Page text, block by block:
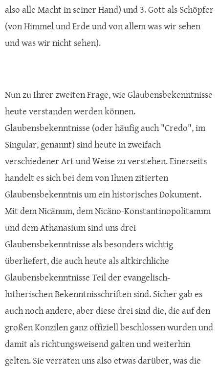
also alle Macht in seiner Hand) und 3. Gott als Schöpfer
(von Himmel und Erde und von allem was wir sehen
und was wir nicht sehen).
Nun zu Ihrer zweiten Frage, wie Glaubensbekenntnisse
heute verstanden werden können.
Glaubensbekenntnisse (oder häufig auch "Credo", im
Singular, genannt) sind heute in zweifach
verschiedener Art und Weise zu verstehen. Einerseits
handelt es sich bei dem von Ihnen zitierten
Glaubensbekenntnis um ein historisches Dokument.
Mit dem Nicänum, dem Nicäno-Konstantinopolitanum
und dem Athanasium sind uns drei
Glaubensbekenntnisse als besonders wichtig
überliefert, die auch heute als altkirchliche
Glaubensbekenntnisse Teil der evangelisch-
lutherischen Bekenntnisschriften sind. Sicher gab es
auch noch andere, aber diese drei sind die, die auf den
großen Konzilen ganz offiziell beschlossen wurden und
damit als richtungsweisend galten und weiterhin
gelten. Sie verraten uns also etwas darüber, was die